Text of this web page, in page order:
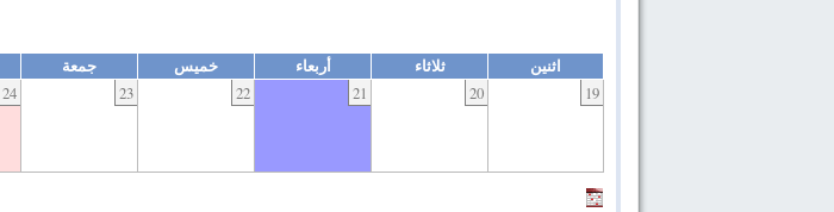
اثنين ثلاثاء أربعاء خميس جمعة
19
20
21
22
23
24